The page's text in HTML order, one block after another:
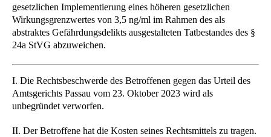
gesetzlichen Implementierung eines höheren gesetzlichen
Wirkungsgrenzwertes von 3,5 ng/ml im Rahmen des als
abstraktes Gefährdungsdelikts ausgestalteten Tatbestandes des §
24a StVG abzuweichen.
I. Die Rechtsbeschwerde des Betroffenen gegen das Urteil des
Amtsgerichts Passau vom 23. Oktober 2023 wird als
unbegründet verworfen.
II. Der Betroffene hat die Kosten seines Rechtsmittels zu tragen.